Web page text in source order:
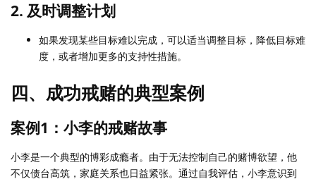
2. 及时调整计划
如果发现某些目标难以完成，可以适当调整目标，降低目标难
度，或者增加更多的支持性措施。
四、成功戒赌的典型案例
案例1：小李的戒赌故事
小李是一个典型的博彩成瘾者。由于无法控制自己的赌博欲望，他
不仅债台高筑，家庭关系也日益紧张。通过自我评估，小李意识到